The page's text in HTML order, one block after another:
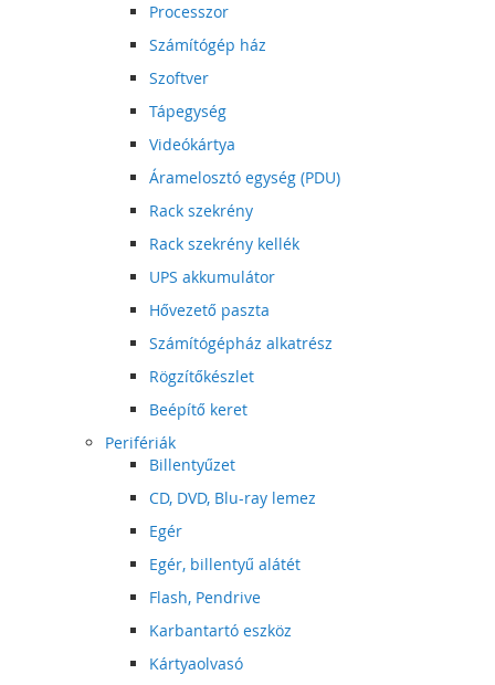
Processzor
Számítógép ház
Szoftver
Tápegység
Videókártya
Áramelosztó egység (PDU)
Rack szekrény
Rack szekrény kellék
UPS akkumulátor
Hővezető paszta
Számítógépház alkatrész
Rögzítőkészlet
Beépítő keret
Perifériák
Billentyűzet
CD, DVD, Blu-ray lemez
Egér
Egér, billentyű alátét
Flash, Pendrive
Karbantartó eszköz
Kártyaolvasó